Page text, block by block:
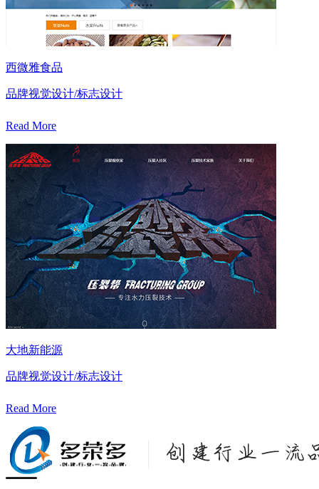
西微雅食品
品牌视觉设计/标志设计
Read More
大地新能源
品牌视觉设计/标志设计
Read More